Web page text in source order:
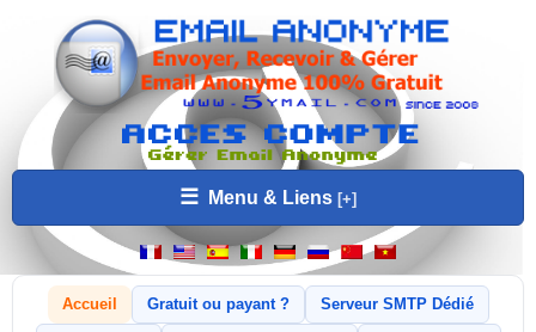
☰ Menu & Liens
Accueil Gratuit ou payant ? Serveur SMTP Dédié